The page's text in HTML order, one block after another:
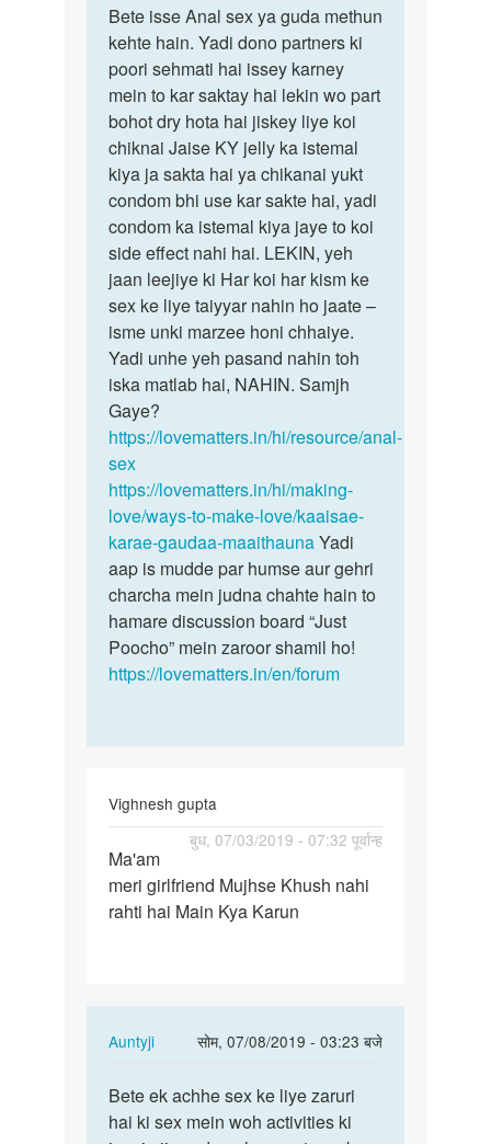
to
gand.me.land.dalbane.se.dard…
by
anuj.kr
Bete
isse
Anal
sex
ya
guda…
Bete isse Anal sex ya guda methun
kehte hain. Yadi dono partners ki
poori sehmati hai issey karney
mein to kar saktay hai lekin wo part
bohot dry hota hai jiskey liye koi
chiknai Jaise KY jelly ka istemal
kiya ja sakta hai ya chikanai yukt
condom bhi use kar sakte hai, yadi
condom ka istemal kiya jaye to koi
side effect nahi hai. LEKIN, yeh
jaan leejiye ki Har koi har kism ke
sex ke liye taiyyar nahin ho jaate –
isme unki marzee honi chhaiye.
Yadi unhe yeh pasand nahin toh
iska matlab hai, NAHIN. Samjh
Gaye?
https://lovematters.in/hi/resource/anal-
sex
https://lovematters.in/hi/making-
love/ways-to-make-love/kaaisae-
karae-gaudaa-maaithaunaYadi
aap is mudde par humse aur gehri
charcha mein judna chahte hain to
hamare discussion board “Just
Poocho” mein zaroor shamil ho!
https://lovematters.in/en/forum
Vighnesh gupta
बुध, 07/03/2019 - 07:32 पूर्वान्ह
Ma'am
meri
girlfriend
Ma'am
meri girlfriend Mujhse Khush nahi
rahti hai Main Kya Karun
Auntyji
सोम, 07/08/2019 - 03:23 बजे
In
to
Ma'am
Bete
ek
Bete ek achhe sex ke liye zaruri
hai ki sex mein woh activities ki